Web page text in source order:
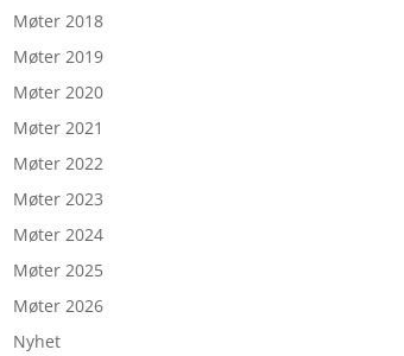
Møter 2018
Møter 2019
Møter 2020
Møter 2021
Møter 2022
Møter 2023
Møter 2024
Møter 2025
Møter 2026
Nyhet